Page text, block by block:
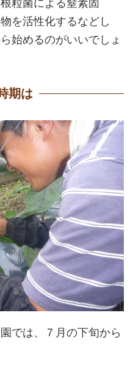
を活性化するなどし
始めるのがいいでしょ
期は
では、７月の下旬から